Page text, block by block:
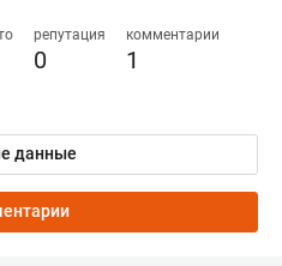
репутация
0
комментарии
1
данные